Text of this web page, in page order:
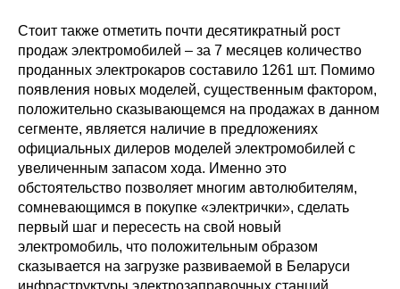
Стоит также отметить почти десятикратный рост
продаж электромобилей – за 7 месяцев количество
проданных электрокаров составило 1261 шт. Помимо
появления новых моделей, существенным фактором,
положительно сказывающемся на продажах в данном
сегменте, является наличие в предложениях
официальных дилеров моделей электромобилей с
увеличенным запасом хода. Именно это
обстоятельство позволяет многим автолюбителям,
сомневающимся в покупке «электрички», сделать
первый шаг и пересесть на свой новый
электромобиль, что положительным образом
сказывается на загрузке развиваемой в Беларуси
инфраструктуры электрозаправочных станций.